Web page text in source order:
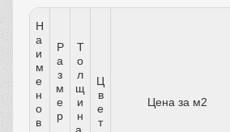
Н
а
и
м
е
н
о
в
Р
а
з
м
е
р
Т
о
л
щ
и
н
Ц
в
е
т
Цена за м2